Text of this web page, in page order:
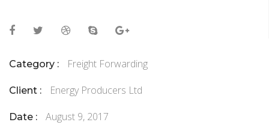
Category : Freight Forwarding
Client : Energy Producers Ltd
Date : August 9, 2017